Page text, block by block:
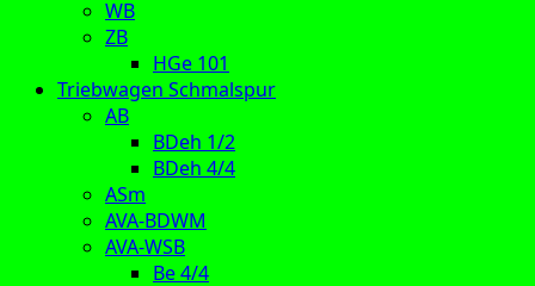
WB
ZB
HGe 101
Triebwagen Schmalspur
AB
BDeh 1/2
BDeh 4/4
ASm
AVA-BDWM
AVA-WSB
Be 4/4